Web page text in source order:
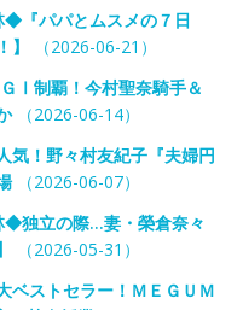
◆『パパとムスメの７日
（2026-06-21）
Ⅰ制覇！今村聖奈騎手＆
（2026-06-14）
！野々村友紀子『夫婦円
（2026-06-07）
◆独立の際…妻・榮倉奈々
（2026-05-31）
ストセラー！ＭＥＧＵＭ